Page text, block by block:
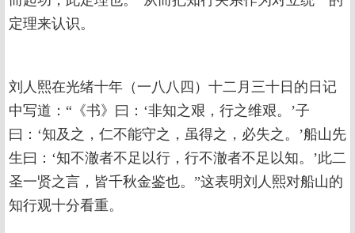
定理来认识。
刘人熙在光绪十年（一八八四）十二月三十日的日记
中写道：“《书》曰：‘非知之艰，行之维艰。’子
曰：‘知及之，仁不能守之，虽得之，必失之。’船山先
生曰：‘知不澈者不足以行，行不澈者不足以知。’此二
圣一贤之言，皆千秋金鉴也。”这表明刘人熙对船山的
知行观十分看重。